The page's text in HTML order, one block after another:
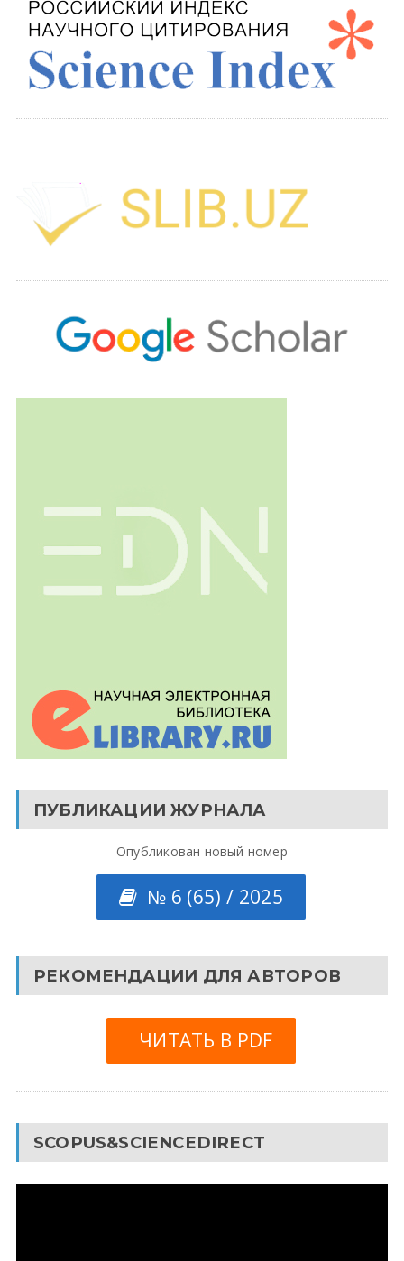
ПУБЛИКАЦИИ ЖУРНАЛА
Опубликован новый номер
№ 6 (65) / 2025
РЕКОМЕНДАЦИИ ДЛЯ АВТОРОВ
ЧИТАТЬ В PDF
SCOPUS&SCIENCEDIRECT